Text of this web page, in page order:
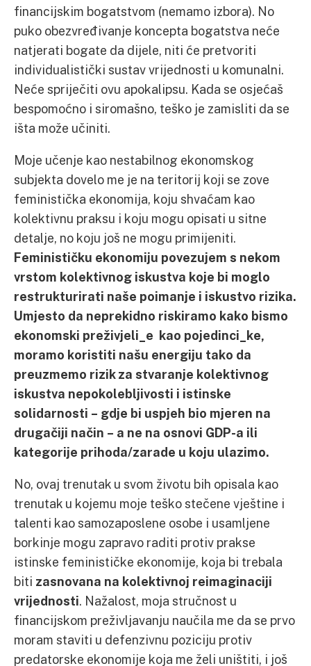
financijskim bogatstvom (nemamo izbora). No
puko obezvređivanje koncepta bogatstva neće
natjerati bogate da dijele, niti će pretvoriti
individualistički sustav vrijednosti u komunalni.
Neće spriječiti ovu apokalipsu. Kada se osjećaš
bespomoćno i siromašno, teško je zamisliti da se
išta može učiniti.
Moje učenje kao nestabilnog ekonomskog
subjekta dovelo me je na teritorij koji se zove
feministička ekonomija, koju shvaćam kao
kolektivnu praksu i koju mogu opisati u sitne
detalje, no koju još ne mogu primijeniti.
Feminističku ekonomiju povezujem s nekom
vrstom kolektivnog iskustva koje bi moglo
restrukturirati naše poimanje i iskustvo rizika.
Umjesto da neprekidno riskiramo kako bismo
ekonomski preživjeli_e kao pojedinci_ke,
moramo koristiti našu energiju tako da
preuzmemo rizik za stvaranje kolektivnog
iskustva nepokolebljivosti i istinske
solidarnosti – gdje bi uspjeh bio mjeren na
drugačiji način – a ne na osnovi GDP-a ili
kategorije prihoda/zarade u koju ulazimo.
No, ovaj trenutak u svom životu bih opisala kao
trenutak u kojemu moje teško stečene vještine i
talenti kao samozaposlene osobe i usamljene
borkinje mogu zapravo raditi protiv prakse
istinske feminističke ekonomije, koja bi trebala
biti zasnovana na kolektivnoj reimaginaciji
vrijednosti. Nažalost, moja stručnost u
financijskom preživljavanju naučila me da se prvo
moram staviti u defenzivnu poziciju protiv
predatorske ekonomije koja me želi uništiti, i još